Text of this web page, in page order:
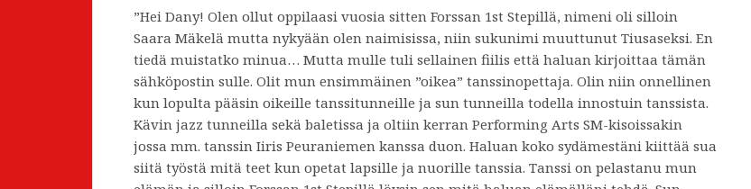
”Hei Dany! Olen ollut oppilaasi vuosia sitten Forssan 1st Stepillä, nimeni oli silloin
Saara Mäkelä mutta nykyään olen naimisissa, niin sukunimi muuttunut Tiusaseksi. En
tiedä muistatko minua… Mutta mulle tuli sellainen fiilis että haluan kirjoittaa tämän
sähköpostin sulle. Olit mun ensimmäinen ”oikea” tanssinopettaja. Olin niin onnellinen
kun lopulta pääsin oikeille tanssitunneille ja sun tunneilla todella innostuin tanssista.
Kävin jazz tunneilla sekä baletissa ja oltiin kerran Performing Arts SM-kisoissakin
jossa mm. tanssin Iiris Peuraniemen kanssa duon. Haluan koko sydämestäni kiittää sua
siitä työstä mitä teet kun opetat lapsille ja nuorille tanssia. Tanssi on pelastanu mun